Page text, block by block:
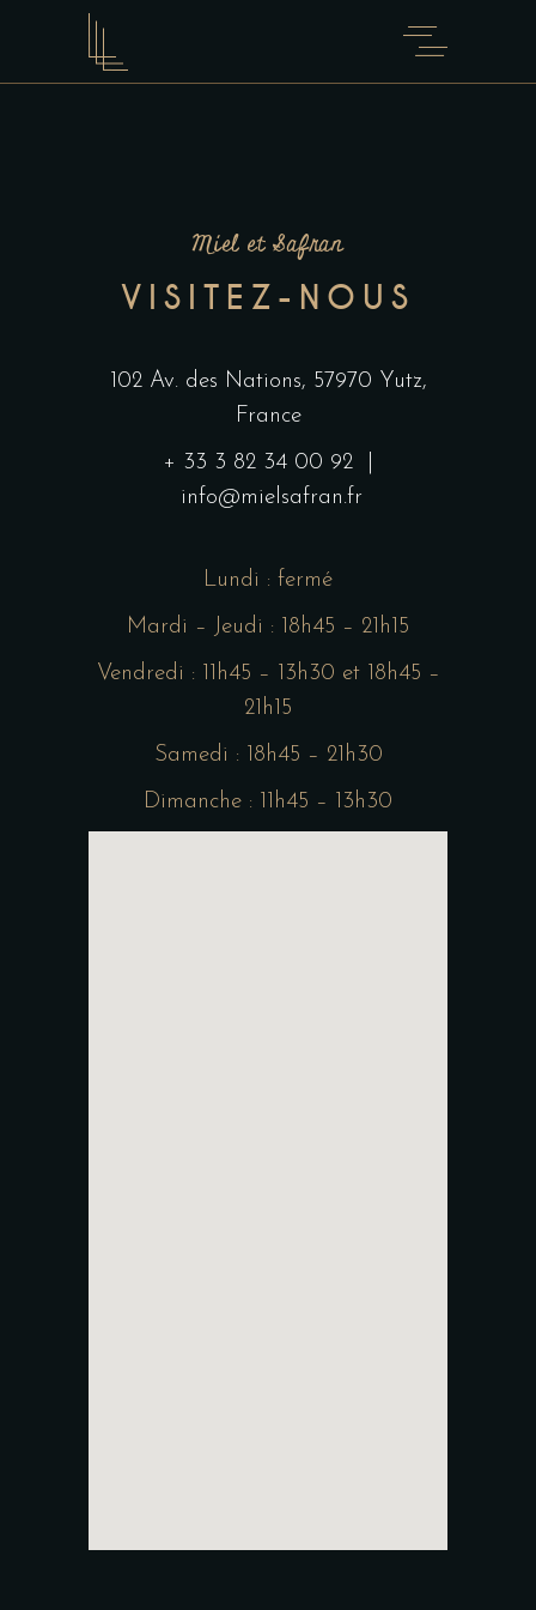
Miel et Safran
VISITEZ-NOUS
102 Av. des Nations, 57970 Yutz,
France
+ 33 3 82 34 00 92 |
info@mielsafran.fr
Lundi : fermé
Mardi – Jeudi : 18h45 – 21h15
Vendredi : 11h45 – 13h30 et 18h45 –
21h15
Samedi : 18h45 – 21h30
Dimanche : 11h45 – 13h30